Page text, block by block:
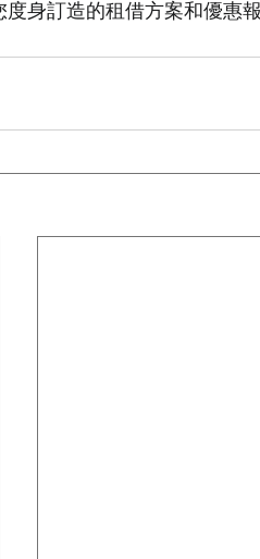
身訂造的租借方案和優惠報